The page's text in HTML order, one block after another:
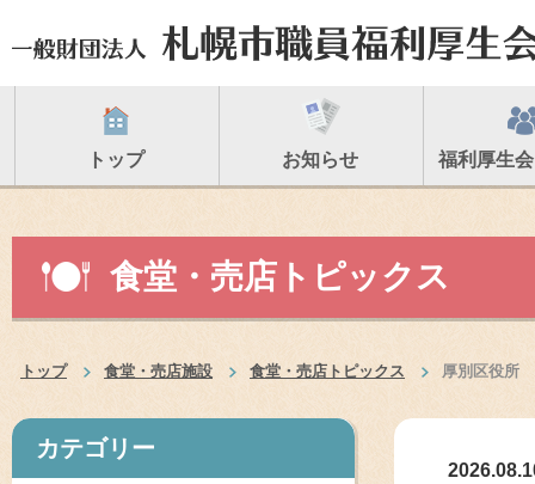
トップ お知らせ 福利厚生
食堂・売店トピックス
トップ 食堂・売店施設 食堂・売店トピックス 厚別区役所
カテゴリー